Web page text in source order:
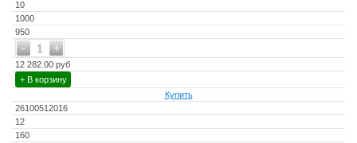
10
1000
950
+
- 1
12 282.00 руб
+ В корзину
Купить
26100512016
12
160